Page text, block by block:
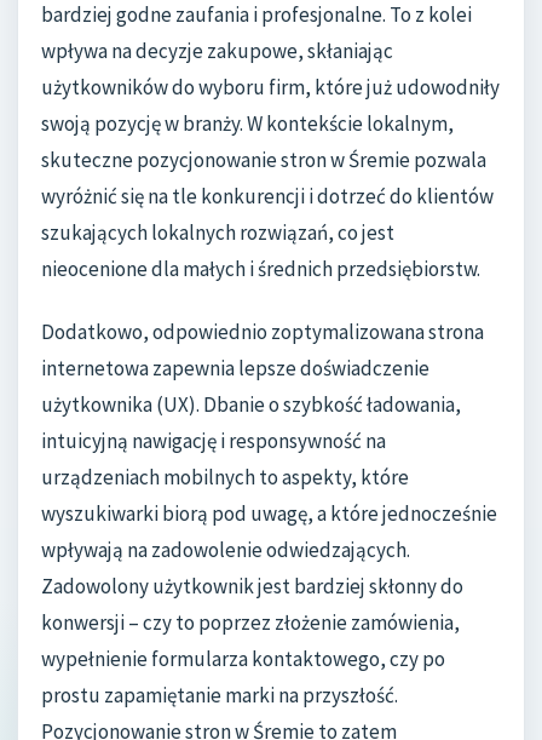
bardziej godne zaufania i profesjonalne. To z kolei
wpływa na decyzje zakupowe, skłaniając
użytkowników do wyboru firm, które już udowodniły
swoją pozycję w branży. W kontekście lokalnym,
skuteczne pozycjonowanie stron w Śremie pozwala
wyróżnić się na tle konkurencji i dotrzeć do klientów
szukających lokalnych rozwiązań, co jest
nieocenione dla małych i średnich przedsiębiorstw.
Dodatkowo, odpowiednio zoptymalizowana strona
internetowa zapewnia lepsze doświadczenie
użytkownika (UX). Dbanie o szybkość ładowania,
intuicyjną nawigację i responsywność na
urządzeniach mobilnych to aspekty, które
wyszukiwarki biorą pod uwagę, a które jednocześnie
wpływają na zadowolenie odwiedzających.
Zadowolony użytkownik jest bardziej skłonny do
konwersji – czy to poprzez złożenie zamówienia,
wypełnienie formularza kontaktowego, czy po
prostu zapamiętanie marki na przyszłość.
Pozycjonowanie stron w Śremie to zatem